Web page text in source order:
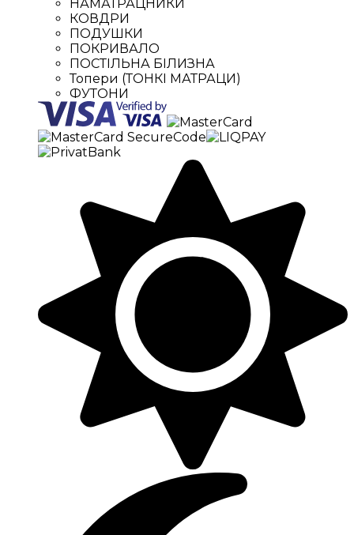
НАМАТРАЦНИКИ
КОВДРИ
ПОДУШКИ
ПОКРИВАЛО
ПОСТІЛЬНА БІЛИЗНА
Топери (ТОНКІ МАТРАЦИ)
ФУТОНИ